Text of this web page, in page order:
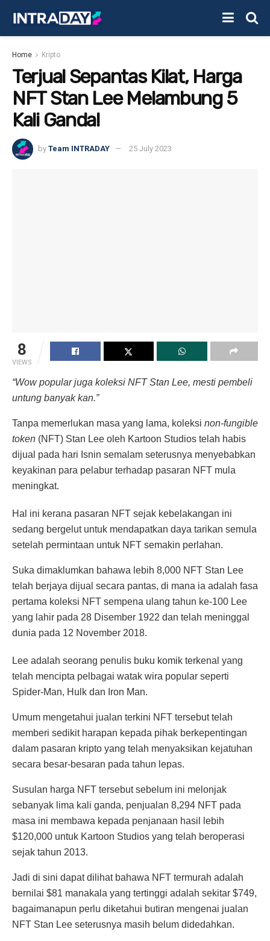
Home Kripto
Terjual Sepantas Kilat, Harga
NFT Stan Lee Melambung 5
Kali Ganda!
by Team INTRADAY 25 July 2023
8
VIEWS
“Wow popular juga koleksi NFT Stan Lee, mesti pembeli
untung banyak kan.”
Tanpa memerlukan masa yang lama, koleksi non-fungible
token (NFT) Stan Lee oleh Kartoon Studios telah habis
dijual pada hari Isnin semalam seterusnya menyebabkan
keyakinan para pelabur terhadap pasaran NFT mula
meningkat.
Hal ini kerana pasaran NFT sejak kebelakangan ini
sedang bergelut untuk mendapatkan daya tarikan semula
setelah permintaan untuk NFT semakin perlahan.
Suka dimaklumkan bahawa lebih 8,000 NFT Stan Lee
telah berjaya dijual secara pantas, di mana ia adalah fasa
pertama koleksi NFT sempena ulang tahun ke-100 Lee
yang lahir pada 28 Disember 1922 dan telah meninggal
dunia pada 12 November 2018.
Lee adalah seorang penulis buku komik terkenal yang
telah mencipta pelbagai watak wira popular seperti
Spider-Man, Hulk dan Iron Man.
Umum mengetahui jualan terkini NFT tersebut telah
memberi sedikit harapan kepada pihak berkepentingan
dalam pasaran kripto yang telah menyaksikan kejatuhan
secara besar-besaran pada tahun lepas.
Susulan harga NFT tersebut sebelum ini melonjak
sebanyak lima kali ganda, penjualan 8,294 NFT pada
masa ini membawa kepada penjanaan hasil lebih
$120,000 untuk Kartoon Studios yang telah beroperasi
sejak tahun 2013.
Jadi di sini dapat dilihat bahawa NFT termurah adalah
bernilai $81 manakala yang tertinggi adalah sekitar $749,
bagaimanapun perlu diketahui butiran mengenai jualan
NFT Stan Lee seterusnya masih belum didedahkan.